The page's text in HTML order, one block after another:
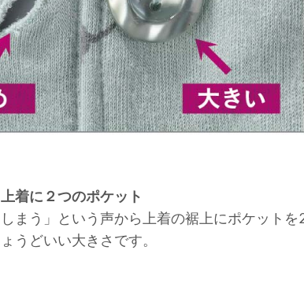
着に２つのポケット
まう」という声から上着の裾上にポケット
うどいい大きさです。